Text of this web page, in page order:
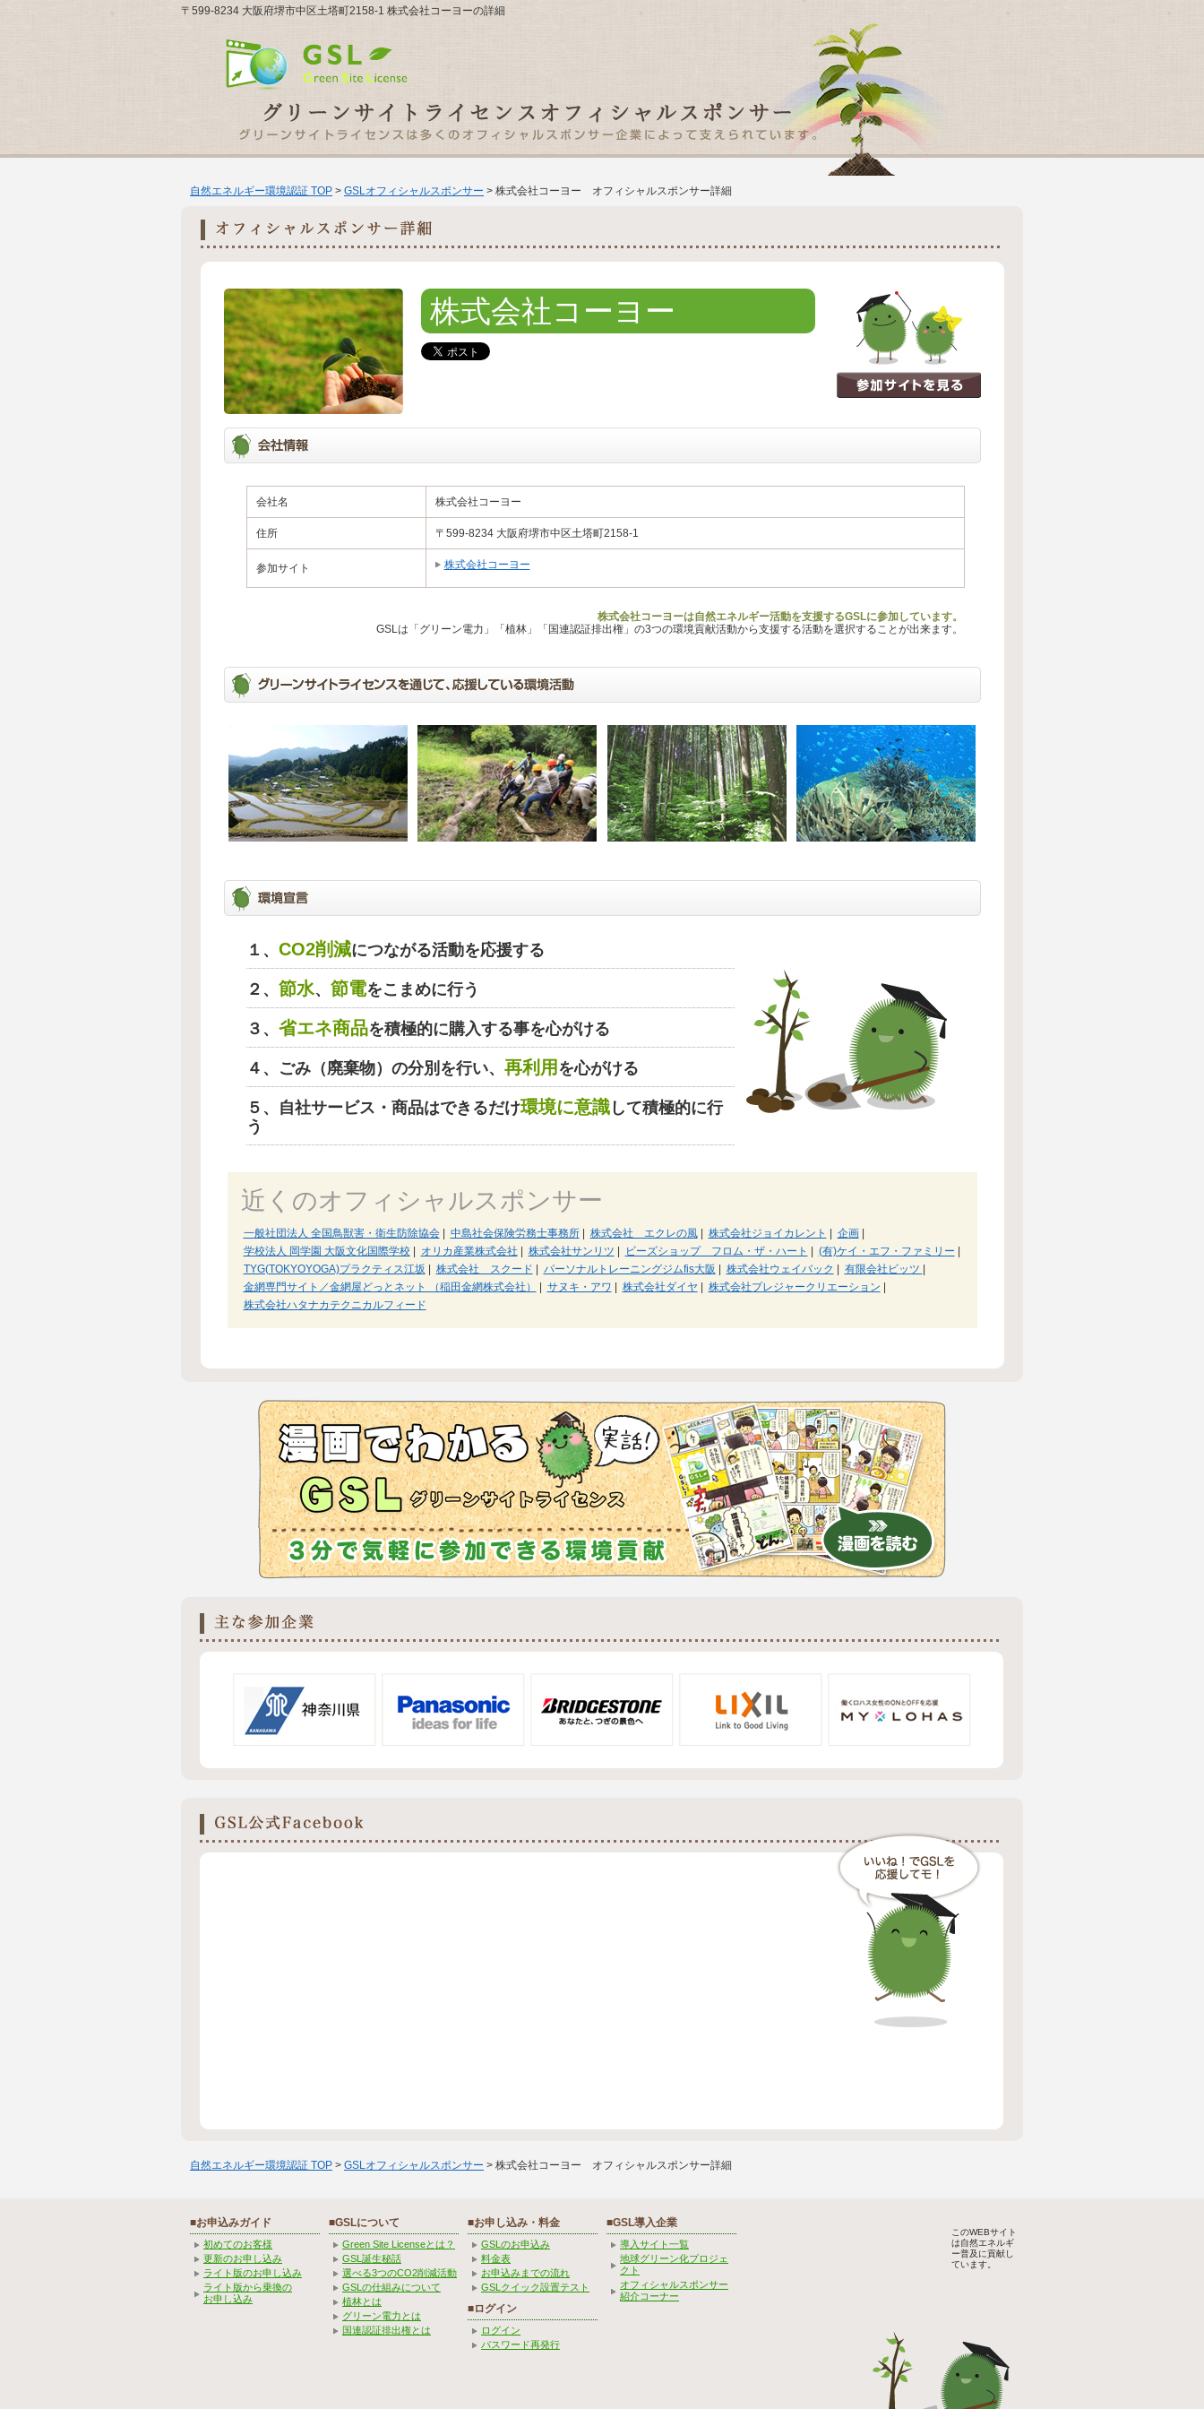
〒599-8234 大阪府堺市中区土塔町2158-1 株式会社コーヨーの詳細
自然エネルギー環境認証 TOP > GSLオフィシャルスポンサー > 株式会社コーヨー オフィシャルスポンサー詳細
株式会社コーヨー
会社名 株式会社コーヨー
住所 〒599-8234 大阪府堺市中区土塔町2158-1
参加サイト 株式会社コーヨー
株式会社コーヨーは自然エネルギー活動を支援するGSLに参加しています。
GSLは「グリーン電力」「植林」「国連認証排出権」の3つの環境貢献活動から支援する活動を選択することが出来ます。
１、 CO2削減につながる活動を応援する
２、 節水、 節電をこまめに行う
３、 省エネ商品を積極的に購入する事を心がける
４、ごみ（廃棄物）の分別を行い、 再利用 を心がける
５、自社サービス・商品はできるだけ環境に意識して積極的に行
う
近くのオフィシャルスポンサー
一般社団法人 全国鳥獣害・衛生防除協会| 中島社会保険労務士事務所| 株式会社 エクレの風| 株式会社ジョイカレント 企画|
学校法人 岡学園 大阪文化国際学校| オリカ産業株式会社 株式会社サンリツ ビーズショップ フロム・ザ・ハート (有)ケイ・エフ・ファミリー
TYG(TOKYOYOGA)プラクティス江坂
株式会社 スクード パーソナルトレーニングジムfis大阪 株式会社ウェイバック 有限会社ビッツ
金網専門サイト／金網屋どっとネット （稲田金網株式会社）
サヌキ・アワ 株式会社ダイヤ 株式会社プレジャークリエーション
株式会社ハタナカテクニカルフィード
自然エネルギー環境認証 TOP > GSLオフィシャルスポンサー > 株式会社コーヨー オフィシャルスポンサー詳細
■お申込みガイド
初めてのお客様
更新のお申し込み
ライト版のお申し込み
ライト版から乗換の
お申し込み
■GSLについて
Green Site Licenseとは？
GSL誕生秘話
選べる3つのCO2削減活動
GSLの仕組みについて
植林とは
グリーン電力とは
国連認証排出権とは
■お申し込み・料金
GSLのお申込み
料金表
お申込みまでの流れ
GSLクイック設置テスト
■ログイン
ログイン
パスワード再発行
■GSL導入企業
導入サイト一覧
地球グリーン化プロジェ
クト
オフィシャルスポンサー
紹介コーナー
このWEBサイト
は自然エネルギ
ー普及に貢献し
ています。